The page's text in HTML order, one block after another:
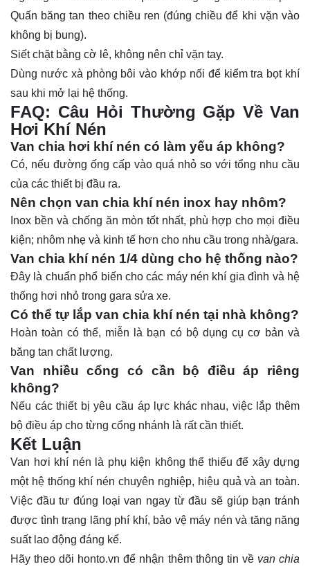
Quấn băng tan theo chiều ren (đúng chiều để khi vặn vào
không bị bung).
Siết chặt bằng cờ lê, không nên chỉ vặn tay.
Dùng nước xà phòng bôi vào khớp nối để kiểm tra bọt khí
sau khi mở lại hệ thống.
FAQ: Câu Hỏi Thường Gặp Về Van
Hơi Khí Nén
Van chia hơi khí nén có làm yếu áp không?
Có, nếu đường ống cấp vào quá nhỏ so với tổng nhu cầu
của các thiết bị đầu ra.
Nên chọn van chia khí nén inox hay nhôm?
Inox bền và chống ăn mòn tốt nhất, phù hợp cho mọi điều
kiện; nhôm nhẹ và kinh tế hơn cho nhu cầu trong nhà/gara.
Van chia khí nén 1/4 dùng cho hệ thống nào?
Đây là chuẩn phổ biến cho các máy nén khí gia đình và hệ
thống hơi nhỏ trong gara sửa xe.
Có thể tự lắp van chia khí nén tại nhà không?
Hoàn toàn có thể, miễn là bạn có bộ dụng cụ cơ bản và
băng tan chất lượng.
Van nhiều cổng có cần bộ điều áp riêng
không?
Nếu các thiết bị yêu cầu áp lực khác nhau, việc lắp thêm
bộ điều áp cho từng cổng nhánh là rất cần thiết.
Kết Luận
Van hơi khí nén là phụ kiện không thể thiếu để xây dựng
một hệ thống khí nén chuyên nghiệp, hiệu quả và an toàn.
Việc đầu tư đúng loại van ngay từ đầu sẽ giúp bạn tránh
được tình trạng lãng phí khí, bảo vệ máy nén và tăng năng
suất lao động đáng kể.
Hãy theo dõi honto.vn để nhận thêm thông tin về van chia